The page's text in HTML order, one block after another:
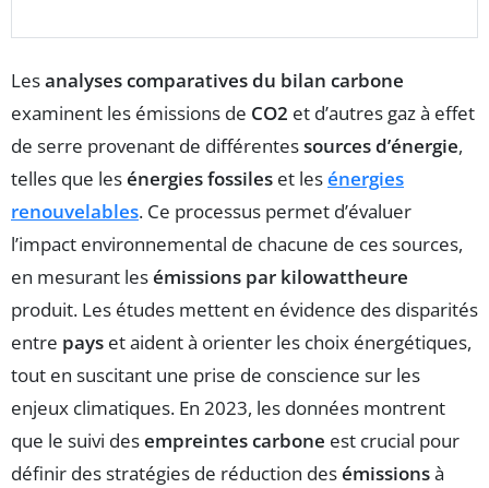
Lesanalyses comparatives du bilan carbone
examinent les émissions de CO2 et d’autres gaz à effet
de serre provenant de différentessources d’énergie,
telles que lesénergies fossiles et lesénergies
renouvelables. Ce processus permet d’évaluer
l’impact environnemental de chacune de ces sources,
en mesurant lesémissions par kilowattheure
produit. Les études mettent en évidence des disparités
entre pays et aident à orienter les choix énergétiques,
tout en suscitant une prise de conscience sur les
enjeux climatiques. En 2023, les données montrent
que le suivi desempreintes carbone est crucial pour
définir des stratégies de réduction desémissionsà